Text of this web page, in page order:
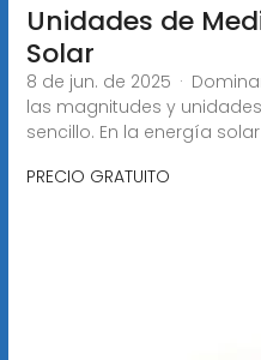
Unidades de
Solar
8 de jun. de 2025 ·
las magnitudes y
sencillo. En la energía
PRECIO GRATUITO